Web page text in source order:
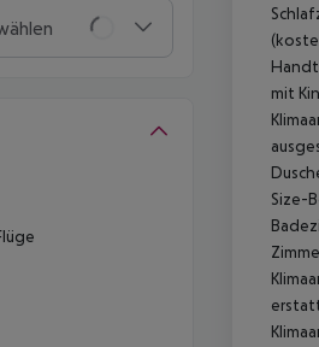
mit
Size-